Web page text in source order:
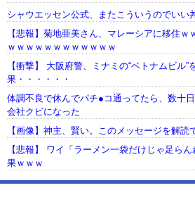
シャウエッセン公式、またこういうのでいい
【悲報】菊地亜美さん、マレーシアに移住ｗ
ｗｗｗｗｗｗｗｗｗｗｗｗ
【衝撃】 大阪府警、ミナミの“ベトナムビル”
果・・・・・・
体調不良で休んでパチ●コ通ってたら、数十
会社クビになった
【画像】神主、賢い。このメッセージを解読
【悲報】 ワイ「ラーメン一袋だけじゃ足ら
果ｗｗｗ
【動画】USJの禁止エリアに子どもたちが